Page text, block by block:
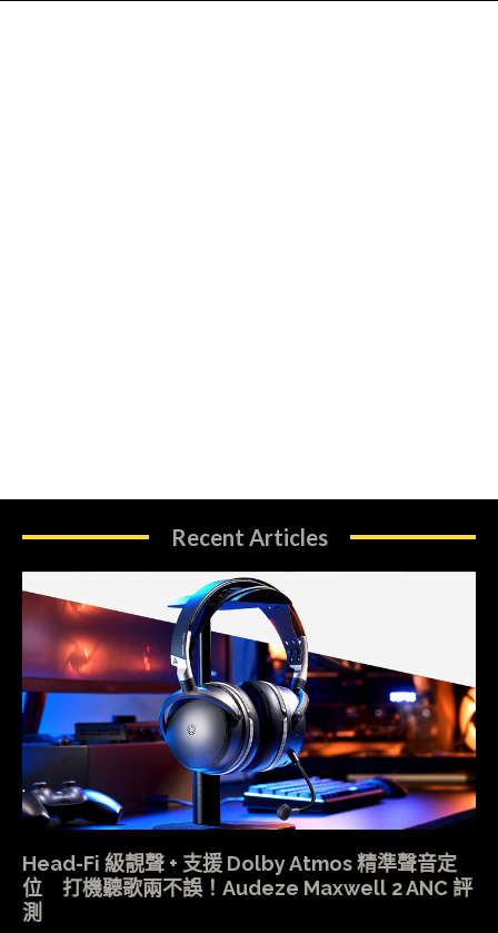
Recent Articles
Head-Fi 級靚聲 + 支援 Dolby Atmos 精準聲音定
位 打機聽歌兩不誤！Audeze Maxwell 2 ANC 評
測